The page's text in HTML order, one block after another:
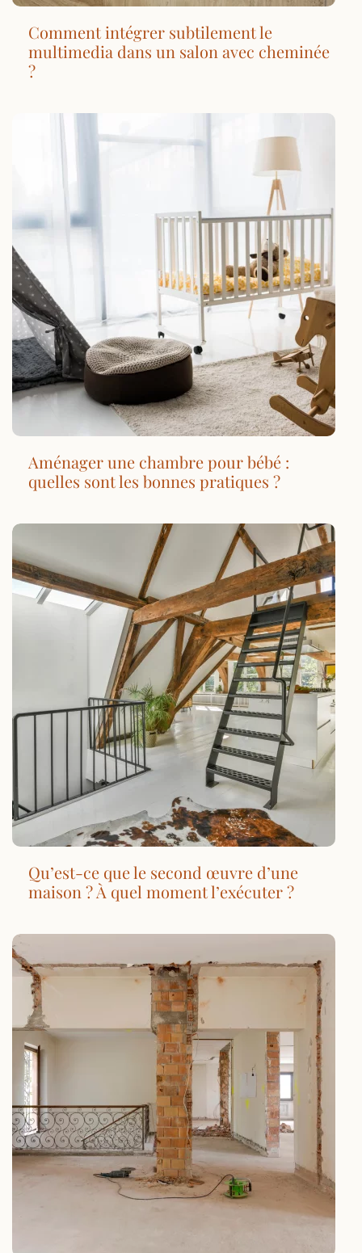
Comment intégrer subtilement le
multimedia dans un salon avec cheminée
?
Aménager une chambre pour bébé :
quelles sont les bonnes pratiques ?
Qu’est-ce que le second œuvre d’une
maison ? À quel moment l’exécuter ?